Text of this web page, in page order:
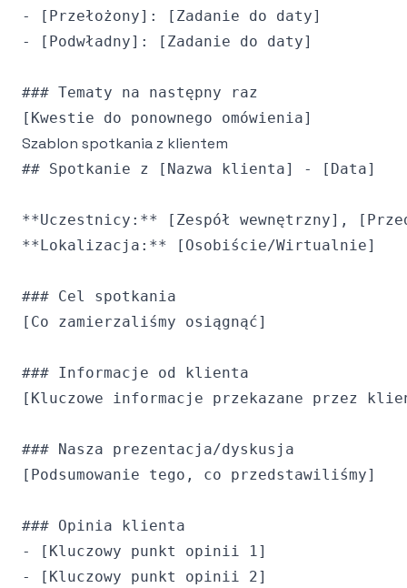
- [Przełożony]: [Zadanie do daty]
- [Podwładny]: [Zadanie do daty]
### Tematy na następny raz
Szablon spotkania z klientem
## Spotkanie z [Nazwa klienta] - [Data]
**Uczestnicy:** [Zespół wewnętrzny],
**Lokalizacja:** [Osobiście/Wirtualnie]
### Cel spotkania
[Co zamierzaliśmy osiągnąć]
### Informacje od klienta
[Kluczowe informacje przekazane przez
### Nasza prezentacja/dyskusja
[Podsumowanie tego, co przedstawiliśmy]
### Opinia klienta
- [Kluczowy punkt opinii 1]
- [Kluczowy punkt opinii 2]